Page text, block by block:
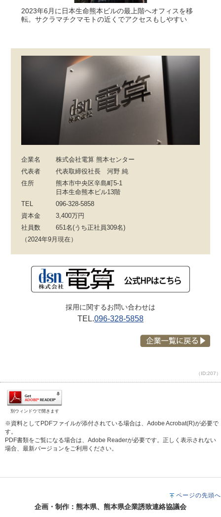
2023年6月に日本生命熊本ビルの最上階へオフィスを移
転。サクラマチクマモトの近くでアクセスもしやすい
企業名
株式会社電算 熊本センター
代表者
代表取締役社長 河野 純
住所
熊本市中央区辛島町5-1
日本生命熊本ビル13階
TEL
096-328-5858
資本金
3,400万円
社員数
651名(うち正社員309名)
（2024年9月現在）
採用に関するお問い合わせは
TEL.096-328-5858
（ID:207）
別ウィンドウで開きます
※資料としてPDFファイルが添付されている場合は、Adobe Acrobat(R)が必要で
す。
PDF書類をご覧になる場合は、Adobe Readerが必要です。正しく表示されない
場合、最新バージョンをご利用ください。
ページの先頭へ
企画・制作：熊本県、熊本県企業誘致連絡協議会